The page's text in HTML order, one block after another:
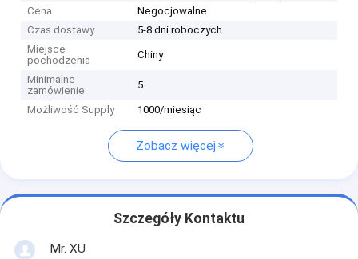
Cena
Negocjowalne
Czas dostawy
5-8 dni roboczych
Miejsce
pochodzenia
Chiny
Minimalne
zamówienie
5
Możliwość Supply 1000/miesiąc
Zobacz więcej
Szczegóły Kontaktu
Mr. XU